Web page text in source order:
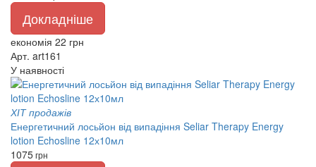
Докладніше
економія 22 грн
Арт. art161
У наявності
ХІТ продажів
Енергетичний лосьйон від випадіння Seliar Therapy Energy
lotion Echosline 12х10мл
1075грн